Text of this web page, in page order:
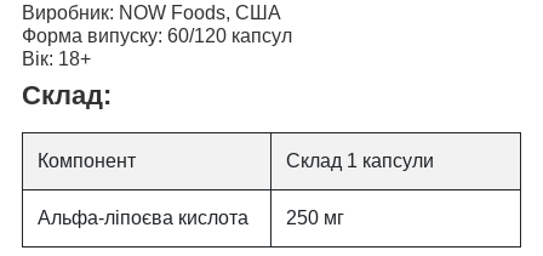
Виробник: NOW Foods, США
Форма випуску: 60/120 капсул
Вік: 18+
Склад:
Компонент Склад 1 капсули
Альфа-ліпоєва кислота 250 мг